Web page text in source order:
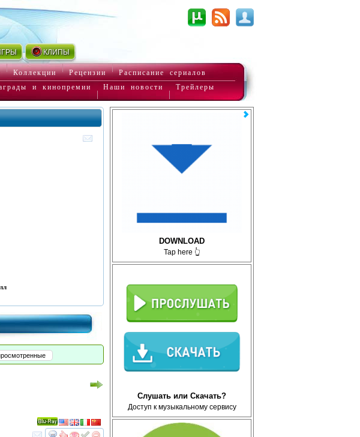
КЛИПЫ
Коллекции Рецензии
Расписание сериалов
и кинопремии Наши новости Трейлеры
DOWNLOAD
Tap here 👆
Слушать или Скачать?
Доступ к музыкальному сервису
Ray